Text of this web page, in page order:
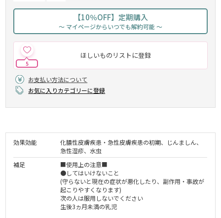
【10％OFF】定期購入
～ マイページからいつでも解約可能 ～
ほしいものリストに登録
5
お支払い方法について
お気に入りカテゴリーに登録
効果効能
化膿性皮膚疾患・急性皮膚疾患の初期、じんましん、
急性湿疹、水虫
補足
■使用上の注意■
●してはいけないこと
(守らないと現在の症状が悪化したり、副作用・事故が
起こりやすくなります)
次の人は服用しないでください
生後3ヵ月未満の乳児